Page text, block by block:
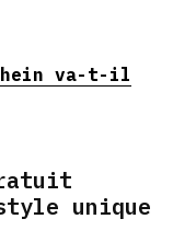
va-t-il
unique